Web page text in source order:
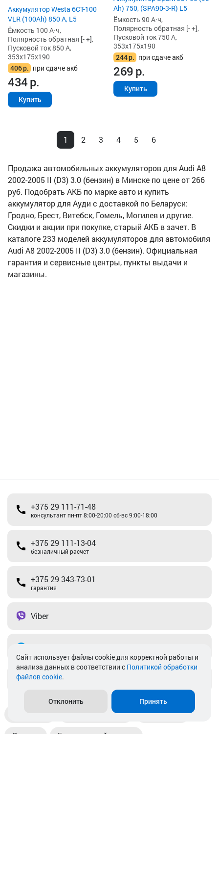
Аккумулятор Westa 6СТ-100
VLR (100Ah) 850 А, L5
Ёмкость 100 А·ч,
Полярность обратная [- +],
Пусковой ток 850 А,
353x175x190
406р. при сдаче акб
434р.
Купить
Ah) 750, (SPA90-3-R) L5
Ёмкость 90 А·ч,
Полярность обратная [- +],
Пусковой ток 750 А,
353x175x190
244р. при сдаче акб
269р.
Купить
1 2 3 4 5 6
Продажа автомобильных аккумуляторов для Audi A8
2002-2005 II (D3) 3.0 (бензин) в Минске по цене от 266
руб. Подобрать АКБ по марке авто и купить
аккумулятор для Ауди с доставкой по Беларуси:
Гродно, Брест, Витебск, Гомель, Могилев и другие.
Скидки и акции при покупке, старый АКБ в зачет. В
каталоге 233 моделей аккумуляторов для автомобиля
Audi A8 2002-2005 II (D3) 3.0 (бензин). Официальная
гарантия и сервисные центры, пункты выдачи и
магазины.
+375 29 111-71-48
консультант пн-пт 8:00-20:00 сб-вс 9:00-18:00
+375 29 111-13-04
безналичный расчет
+375 29 343-73-01
гарантия
Viber
info@akkamulik.by
Пункты выдачи Магазины
Оплата Безналичный расчет
Cайт использует файлы cookie для корректной работы и
анализа данных в соответствии с Политикой обработки
файлов cookie.
Отклонить Принять